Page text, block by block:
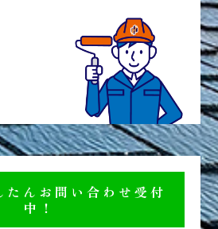
んお問い合わせ受付
中！